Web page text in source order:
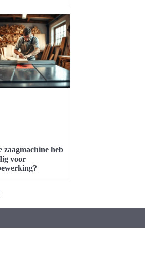
zaagmachine heb
voor